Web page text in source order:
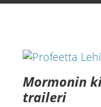
Mormonin
traileri